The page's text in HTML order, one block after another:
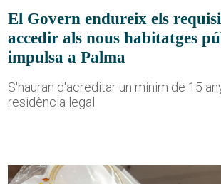
El Govern endureix els
accedir als nous habitatges
impulsa a Palma
S'hauran d'acreditar un mínim de 15
residència legal